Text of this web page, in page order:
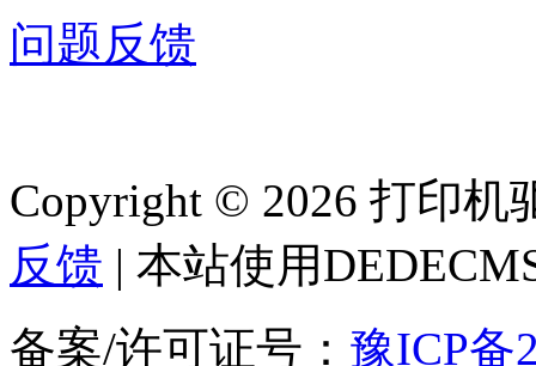
问题反馈
Copyright © 2026 打印
反馈 | 本站使用
备案/许可证号： 豫ICP备